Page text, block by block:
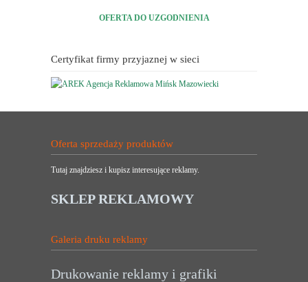
OFERTA DO UZGODNIENIA
Certyfikat firmy przyjaznej w sieci
Oferta sprzedaży produktów
Tutaj znajdziesz i kupisz interesujące reklamy.
SKLEP REKLAMOWY
Galeria druku reklamy
Drukowanie reklamy i grafiki